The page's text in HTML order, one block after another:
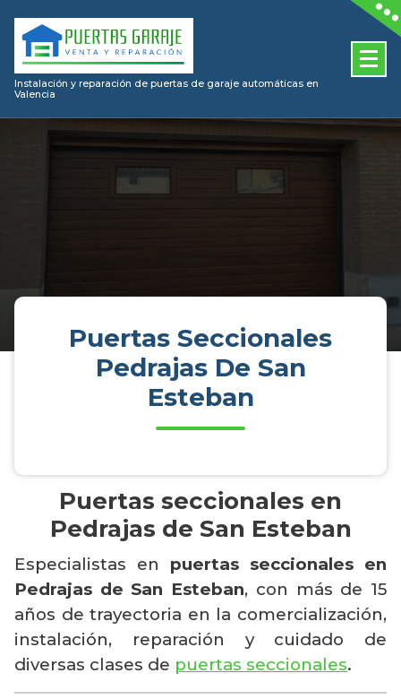
content
Instalación y reparación de puertas de garaje automáticas en
Valencia
Puertas Seccionales
Pedrajas De San
Esteban
Puertas seccionales en
Pedrajas de San Esteban
Especialistas en puertas seccionales en
Pedrajas de San Esteban, con más de 15
años de trayectoria en la comercialización,
instalación, reparación y cuidado de
diversas clases de puertas seccionales.